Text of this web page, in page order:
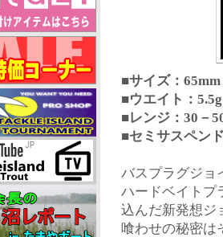
■サイズ：65mm
■ウエイト：5.5g
■レンジ：30－
■セミサスペン
バスプラグジョ
ハードベイトプ
込んだ新発想ジ
喰わせの秘密は